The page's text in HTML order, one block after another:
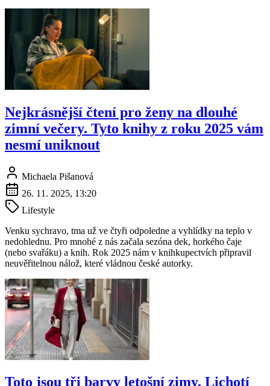
Nejkrásnější čtení pro ženy na dlouhé
zimní večery. Tyto knihy z roku 2025 vám
nesmí uniknout
Michaela Pišanová
26. 11. 2025, 13:20
Lifestyle
Venku sychravo, tma už ve čtyři odpoledne a vyhlídky na teplo v
nedohlednu. Pro mnohé z nás začala sezóna dek, horkého čaje
(nebo svařáku) a knih. Rok 2025 nám v knihkupectvích připravil
neuvěřitelnou nálož, které vládnou české autorky.
Toto jsou tři barvy letošní zimy. Lichotí